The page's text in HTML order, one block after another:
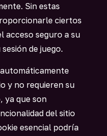
Sin estas
ciertos
acceso seguro a su
de juego.
y no requieren su
ya que son
del sitio
esencial podría